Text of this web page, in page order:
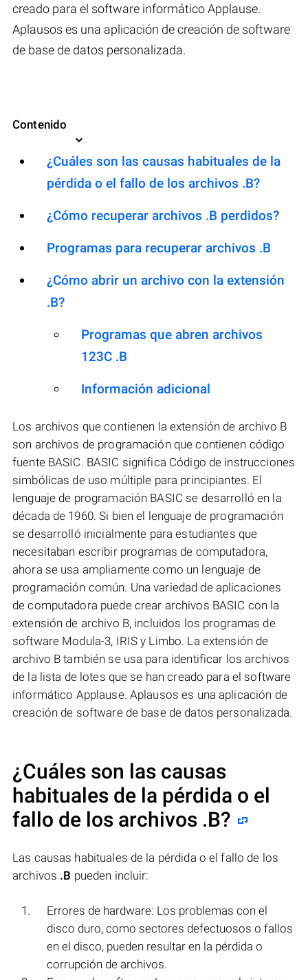
creado para el software informático Applause.
Aplausos es una aplicación de creación de software
de base de datos personalizada.
Contenido
¿Cuáles son las causas habituales de la
pérdida o el fallo de los archivos .B?
¿Cómo recuperar archivos .B perdidos?
Programas para recuperar archivos .B
¿Cómo abrir un archivo con la extensión
.B?
Programas que abren archivos
123C .B
Información adicional
Los archivos que contienen la extensión de archivo B
son archivos de programación que contienen código
fuente BASIC. BASIC significa Código de instrucciones
simbólicas de uso múltiple para principiantes. El
lenguaje de programación BASIC se desarrolló en la
década de 1960. Si bien el lenguaje de programación
se desarrolló inicialmente para estudiantes que
necesitaban escribir programas de computadora,
ahora se usa ampliamente como un lenguaje de
programación común. Una variedad de aplicaciones
de computadora puede crear archivos BASIC con la
extensión de archivo B, incluidos los programas de
software Modula-3, IRIS y Limbo. La extensión de
archivo B también se usa para identificar los archivos
de la lista de lotes que se han creado para el software
informático Applause. Aplausos es una aplicación de
creación de software de base de datos personalizada.
¿Cuáles son las causas
habituales de la pérdida o el
fallo de los archivos .B?
Las causas habituales de la pérdida o el fallo de los
archivos .B pueden incluir:
Errores de hardware: Los problemas con el
disco duro, como sectores defectuosos o fallos
en el disco, pueden resultar en la pérdida o
corrupción de archivos.